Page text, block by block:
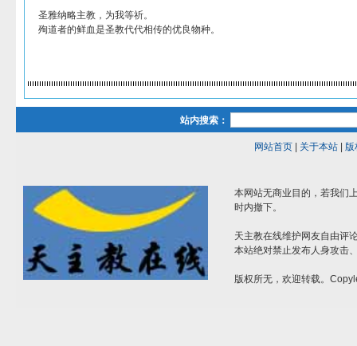
圣雅纳略主教，为我等祈。
殉道者的鲜血是圣教代代相传的优良物种。
站内搜索：
网站首页| 关于本站| 版
本网站无商业目的，若我们
时内撤下。
天主教在线维护网友自由评
本站绝对禁止发布人身攻击
版权所无，欢迎转载。